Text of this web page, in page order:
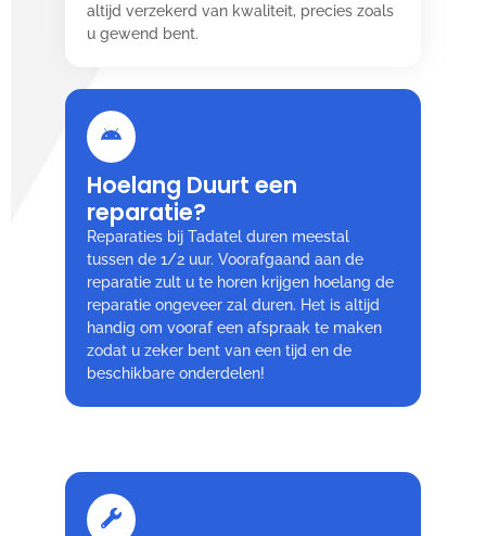
altijd verzekerd van kwaliteit, precies zoals
u gewend bent.
Hoelang Duurt een
reparatie?
Reparaties bij Tadatel duren meestal
tussen de 1/2 uur. Voorafgaand aan de
reparatie zult u te horen krijgen hoelang de
reparatie ongeveer zal duren. Het is altijd
handig om vooraf een afspraak te maken
zodat u zeker bent van een tijd en de
beschikbare onderdelen!